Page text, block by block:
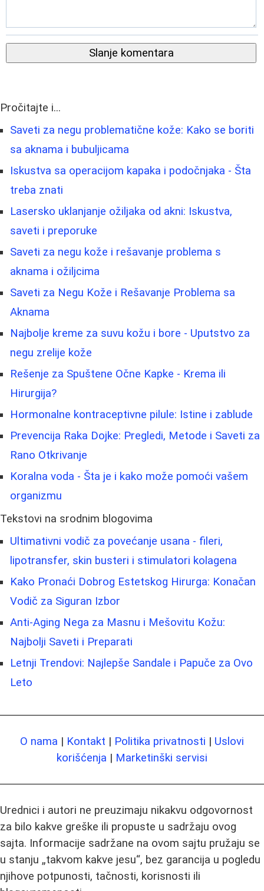
Slanje komentara
Pročitajte i...
Saveti za negu problematične kože: Kako se boriti
sa aknama i bubuljicama
Iskustva sa operacijom kapaka i podočnjaka - Šta
treba znati
Lasersko uklanjanje ožiljaka od akni: Iskustva,
saveti i preporuke
Saveti za negu kože i rešavanje problema s
aknama i ožiljcima
Saveti za Negu Kože i Rešavanje Problema sa
Aknama
Najbolje kreme za suvu kožu i bore - Uputstvo za
negu zrelije kože
Rešenje za Spuštene Očne Kapke - Krema ili
Hirurgija?
Hormonalne kontraceptivne pilule: Istine i zablude
Prevencija Raka Dojke: Pregledi, Metode i Saveti za
Rano Otkrivanje
Koralna voda - Šta je i kako može pomoći vašem
organizmu
Tekstovi na srodnim blogovima
Ultimativni vodič za povećanje usana - fileri,
lipotransfer, skin busteri i stimulatori kolagena
Kako Pronaći Dobrog Estetskog Hirurga: Konačan
Vodič za Siguran Izbor
Anti-Aging Nega za Masnu i Mešovitu Kožu:
Najbolji Saveti i Preparati
Letnji Trendovi: Najlepše Sandale i Papuče za Ovo
Leto
O nama | Kontakt | Politika privatnosti | Uslovi
korišćenja | Marketinški servisi
Urednici i autori ne preuzimaju nikakvu odgovornost
za bilo kakve greške ili propuste u sadržaju ovog
sajta. Informacije sadržane na ovom sajtu pružaju se
u stanju „takvom kakve jesu“, bez garancija u pogledu
njihove potpunosti, tačnosti, korisnosti ili